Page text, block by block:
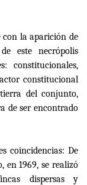
la aparición de
este necrópolis
constitucionales,
constitucional
del conjunto,
de ser encontrado
coincidencias: De
en 1969, se realizó
dispersas y